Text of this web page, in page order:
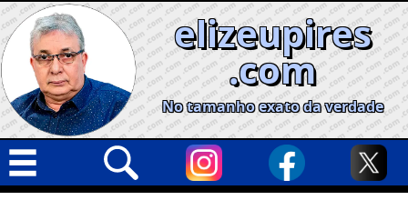
Skip
to
content
elizeupires
.com
No tamanho exato da verdade